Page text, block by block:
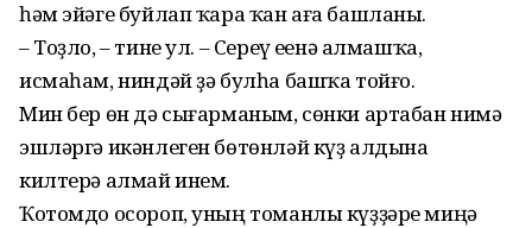
һәм эйәге буйлап ҡара ҡан аға башланы.
– Тоҙло, – тине ул. – Сереү еҫенә алмашҡа,
исмаһам, ниндәй ҙә булһа башҡа тойғо.
Мин бер өн дә сығарманым, сөнки артабан нимә
эшләргә икәнлеген бөтөнләй күҙ алдына
килтерә алмай инем.
Ҡотомдо осороп, уның томанлы күҙҙәре миңә